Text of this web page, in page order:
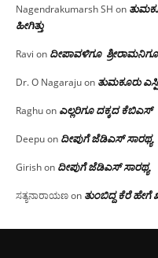
Nagendrakumarsh SH on
ಹೀಗಿತ್ತು
Ravi on ದೀಪಾವಳಿಗೂ
Dr. O Nagarajuon ತುಮಕೂರು
Raghuon ಎಲ್ಲರಿಗೂ ದಕ್ಕದ ಕೆಬಿಎಸ್
Deepuon ದೀಪುಗೆ ಜೆಡಿಎಸ್ ಸಾರಥ್ಯ
Girishon ದೀಪುಗೆ ಜೆಡಿಎಸ್ ಸಾರಥ್ಯ
ಸತ್ಯನಾರಾಯಣon ತುಂಬಿದ್ದ ಕೆರೆ